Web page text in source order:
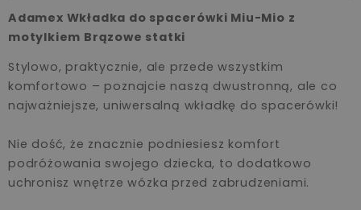
Adamex Wkładka do spacerówki Miu-Mio z
motylkiem Brązowe statki
Stylowo, praktycznie, ale przede wszystkim
komfortowo – poznajcie naszą dwustronną, ale co
najważniejsze, uniwersalną wkładkę do spacerówki!
Nie dość, że znacznie podniesiesz komfort
podróżowania swojego dziecka, to dodatkowo
uchronisz wnętrze wózka przed zabrudzeniami.